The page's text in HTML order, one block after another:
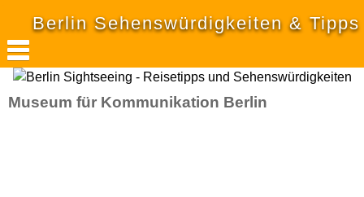
Berlin Sehenswürdigkeiten & Tipps
Museum für Kommunikation Berlin